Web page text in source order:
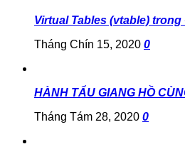
Virtual Tables (vtable) trong
Tháng Chín 15, 2020 0
HÀNH TẨU GIANG HỒ
Tháng Tám 28, 2020 0